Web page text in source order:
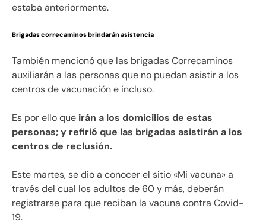
estaba anteriormente.
Brigadas correcaminos brindarán asistencia
También mencionó que las brigadas Correcaminos
auxiliarán a las personas que no puedan asistir a los
centros de vacunación e incluso.
Es por ello que irán a los domicilios de estas
personas; y refirió que las brigadas asistirán a los
centros de reclusión.
Este martes, se dio a conocer el sitio «Mi vacuna» a
través del cual los adultos de 60 y más, deberán
registrarse para que reciban la vacuna contra Covid-
19.